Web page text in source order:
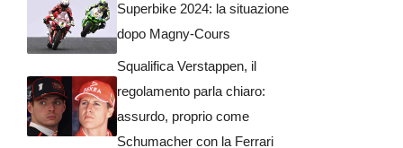
Superbike 2024: la situazione
dopo Magny-Cours
Squalifica Verstappen, il
regolamento parla chiaro:
assurdo, proprio come
Schumacher con la Ferrari